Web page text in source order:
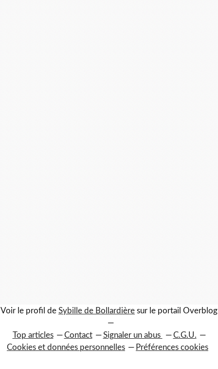
Voir le profil de Sybille de Bollardière sur le portail Overblog
Top articles Contact Signaler un abus
C.G.U.
Cookies et données personnelles
Préférences cookies